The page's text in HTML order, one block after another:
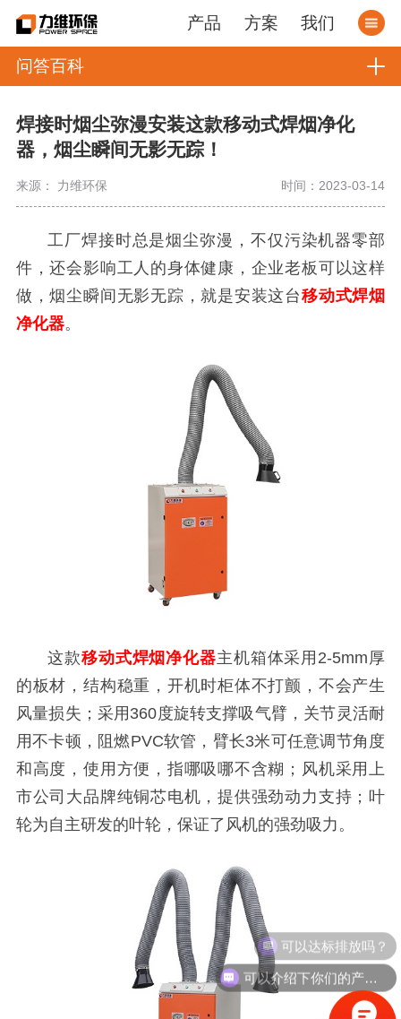
产品 方案 我们
问答百科
焊接时烟尘弥漫安装这款移动式焊烟净化
器，烟尘瞬间无影无踪！
来源： 力维环保 时间：2023-03-14
工厂焊接时总是烟尘弥漫，不仅污染机器零部
件，还会影响工人的身体健康，企业老板可以这样
做，烟尘瞬间无影无踪，就是安装这台移动式焊烟
净化器。
这款移动式焊烟净化器主机箱体采用2-5mm厚
的板材，结构稳重，开机时柜体不打颤，不会产生
风量损失；采用360度旋转支撑吸气臂，关节灵活耐
用不卡顿，阻燃PVC软管，臂长3米可任意调节角度
和高度，使用方便，指哪吸哪不含糊；风机采用上
市公司大品牌纯铜芯电机，提供强劲动力支持；叶
轮为自主研发的叶轮，保证了风机的强劲吸力。
可以达标排放吗？